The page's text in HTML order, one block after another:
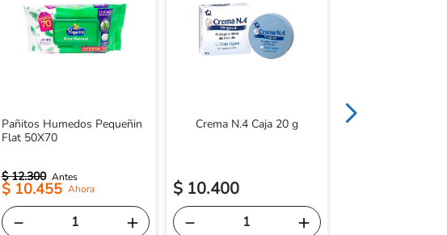
Pañitos Humedos Pequeñin
Flat 50X70
$ 12.300
$ 10.455
＋
－
Crema N.4 Caja 20 g
$ 10.400
＋
－